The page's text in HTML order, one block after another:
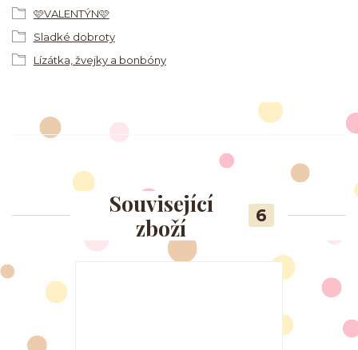
🩷VALENTÝN🩷
Sladké dobroty
Lízátka, žvejky a bonbóny
Související
zboží
6